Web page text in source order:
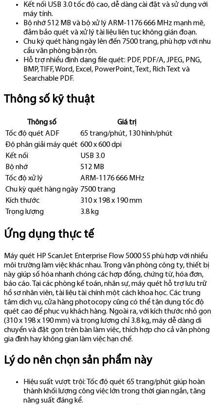
Kết nối USB 3.0 tốc độ cao, dễ dàng cài đặt và sử dụng với
máy tính.
Bộ nhớ 512 MB và bộ xử lý ARM-1176 666 MHz mạnh mẽ,
đảm bảo quét và xử lý tài liệu liên tục không gián đoạn.
Chu kỳ quét hàng ngày lên đến 7500 trang, phù hợp với nhu
cầu văn phòng bận rộn.
Hỗ trợ nhiều định dạng file quét: PDF, PDF/A, JPEG, PNG,
BMP, TIFF, Word, Excel, PowerPoint, Text, Rich Text và
Searchable PDF.
Thông số kỹ thuật
Thông số
Giá trị
Tốc độ quét ADF
65 trang/phút, 130 hình/phút
Độ phân giải máy quét 600 x 600 dpi
Kết nối
USB 3.0
Bộ nhớ
512 MB
Tốc độ xử lý
ARM-1176 666 MHz
Chu kỳ quét hàng ngày 7500 trang
Kích thước
310 x 198 x 190 mm
Trọng lượng
3.8 kg
Ứng dụng thực tế
Máy quét HP ScanJet Enterprise Flow 5000 S5 phù hợp với nhiều
môi trường làm việc khác nhau. Trong văn phòng công ty, thiết bị
này giúp số hóa nhanh chóng các hợp đồng, chứng từ, hóa đơn,
báo cáo. Tại các phòng kế toán, nhân sự, máy quét hỗ trợ lưu trữ
hồ sơ nhân viên, tài liệu tài chính một cách khoa học. Các trung
tâm dịch vụ, cửa hàng photocopy cũng có thể tận dụng tốc độ
quét cao để phục vụ khách hàng. Ngoài ra, với kích thước nhỏ gọn
(310 x 198 x 190 mm) và trọng lượng chỉ 3.8 kg, máy dễ dàng di
chuyển và đặt gọn trên bàn làm việc, thích hợp cho cả văn phòng
gia đình hay không gian làm việc hạn chế.
Lý do nên chọn sản phẩm này
Hiệu suất vượt trội: Tốc độ quét 65 trang/phút giúp hoàn
thành khối lượng công việc lớn trong thời gian ngắn, tăng
năng suất đáng kể.